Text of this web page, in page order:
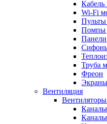
Кабель
Wi-Fi
Пульты
Помпы
Панели
Труба
Фреон
Экраны
Вентиляция